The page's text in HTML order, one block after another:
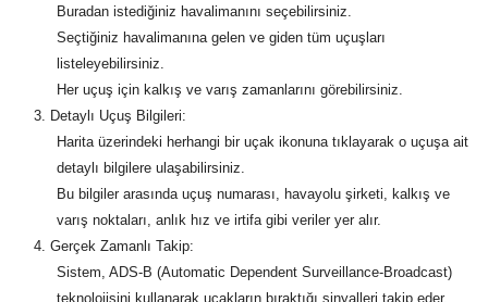
Buradan istediğiniz havalimanını seçebilirsiniz.
Seçtiğiniz havalimanına gelen ve giden tüm uçuşları
listeleyebilirsiniz.
Her uçuş için kalkış ve varış zamanlarını görebilirsiniz.
Detaylı Uçuş Bilgileri:
Harita üzerindeki herhangi bir uçak ikonuna tıklayarak o uçuşa ait
detaylı bilgilere ulaşabilirsiniz.
Bu bilgiler arasında uçuş numarası, havayolu şirketi, kalkış ve
varış noktaları, anlık hız ve irtifa gibi veriler yer alır.
Gerçek Zamanlı Takip:
Sistem, ADS-B (Automatic Dependent Surveillance-Broadcast)
teknolojisini kullanarak uçakların bıraktığı sinyalleri takip eder.